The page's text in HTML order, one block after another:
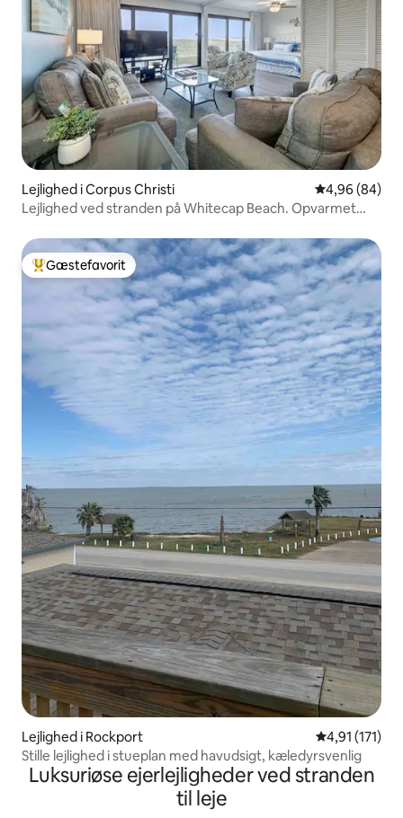
Lejlighed i Corpus Christi 4,96 ud af 5 i
4,96 (84)
Lejlighed ved stranden på Whitecap Beach. Opvarmet
Bedste gæstefavorit
Gæstefavorit
Lejlighed i Rockport 4,91 ud af 5 i
4,91 (171)
Stille lejlighed i stueplan med havudsigt, kæledyrsvenlig
Luksuriøse ejerlejligheder ved stranden
til leje